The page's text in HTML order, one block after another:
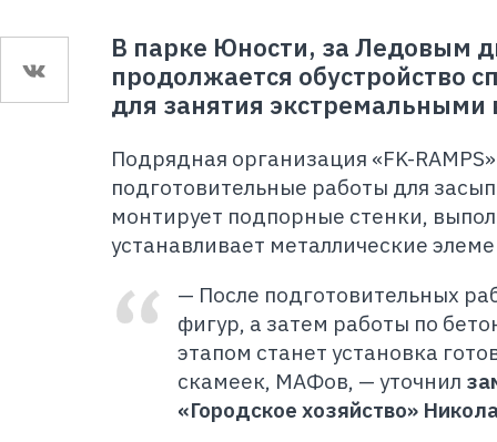
В парке Юности, за Ледовым
продолжается обустройство
для занятия экстремальными
Подрядная организация «FK-
подготовительные работы для
монтирует подпорные стенки,
устанавливает металлические
— После подготовительных
фигур, а затем работы по
этапом станет установка
скамеек, МАФов, — уточнил
«Городское хозяйство»